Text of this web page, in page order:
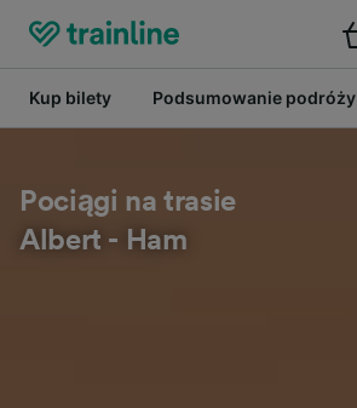
Kup bilety Podsumowanie podróży
Pociągi na trasie
Albert - Ham